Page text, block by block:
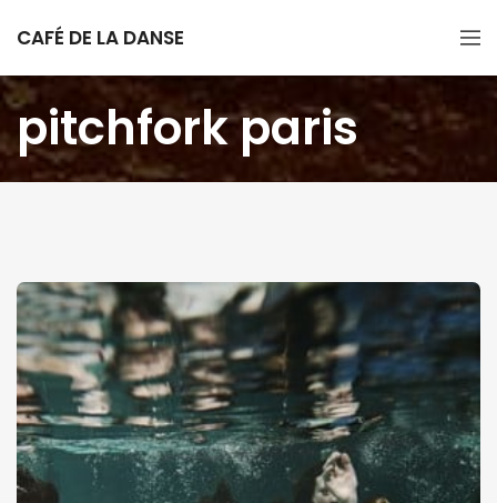
CAFÉ DE LA DANSE
pitchfork paris